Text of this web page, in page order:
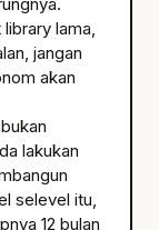
lama,
jangan
akan
lakukan
selevel itu,
12 bulan